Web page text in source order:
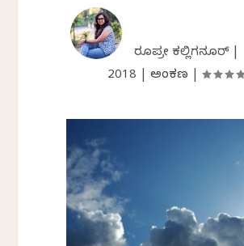
ರೂಪಶ್ರೀ ಕಲ್ಲಿಗನೂರ್ |
2018
ಅಂಕಣ